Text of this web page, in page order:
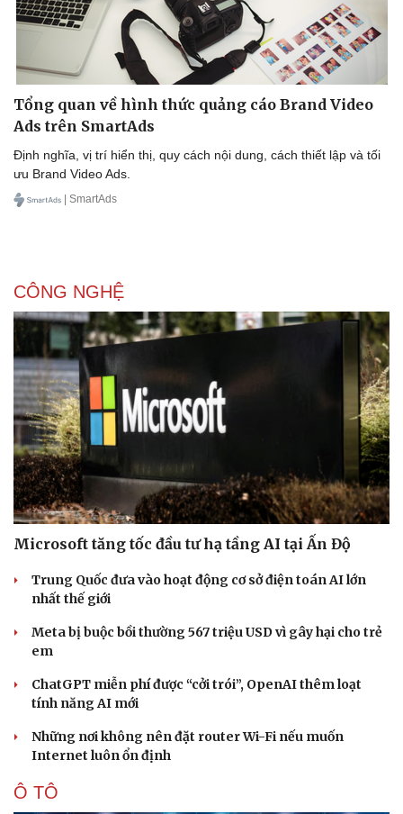
Tổng quan về hình thức quảng cáo Brand Video
Ads trên SmartAds
Định nghĩa, vị trí hiển thị, quy cách nội dung, cách thiết lập và tối
ưu Brand Video Ads.
| SmartAds
CÔNG NGHỆ
Microsoft tăng tốc đầu tư hạ tầng AI tại Ấn Độ
Trung Quốc đưa vào hoạt động cơ sở điện toán AI lớn
nhất thế giới
Meta bị buộc bồi thường 567 triệu USD vì gây hại cho trẻ
em
ChatGPT miễn phí được “cởi trói”, OpenAI thêm loạt
tính năng AI mới
Những nơi không nên đặt router Wi-Fi nếu muốn
Internet luôn ổn định
Ô TÔ